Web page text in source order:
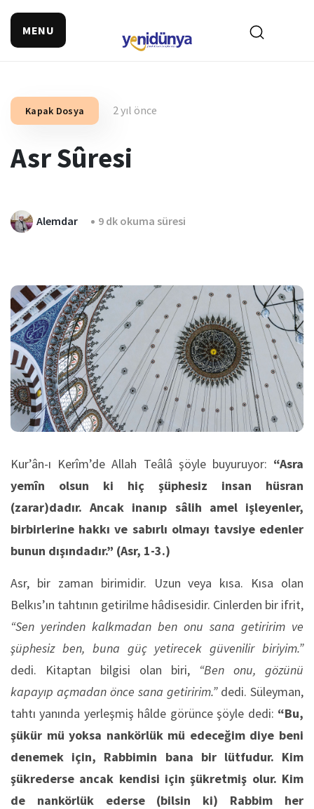
MENU
Kapak Dosya 2 yıl önce
Asr Sûresi
Alemdar 9 dk okuma süresi
Kur’ân-ı Kerîm’de Allah Teâlâ şöyle buyuruyor: “Asra
yemîn olsun ki hiç şüphesiz insan hüsran
(zarar)dadır. Ancak inanıp sâlih amel işleyenler,
birbirlerine hakkı ve sabırlı olmayı tavsiye edenler
bunun dışındadır.” (Asr, 1-3.)
Asr, bir zaman birimidir. Uzun veya kısa. Kısa olan
Belkıs’ın tahtının getirilme hâdisesidir. Cinlerden bir ifrit,
“Sen yerinden kalkmadan ben onu sana getiririm ve
şüphesiz ben, buna güç yetirecek güvenilir biriyim.”
dedi. Kitaptan bilgisi olan biri, “Ben onu, gözünü
kapayıp açmadan önce sana getiririm.”dedi. Süleyman,
tahtı yanında yerleşmiş hâlde görünce şöyle dedi: “Bu,
şükür mü yoksa nankörlük mü edeceğim diye beni
denemek için, Rabbimin bana bir lütfudur. Kim
şükrederse ancak kendisi için şükretmiş olur. Kim
de nankörlük ederse (bilsin ki) Rabbim her